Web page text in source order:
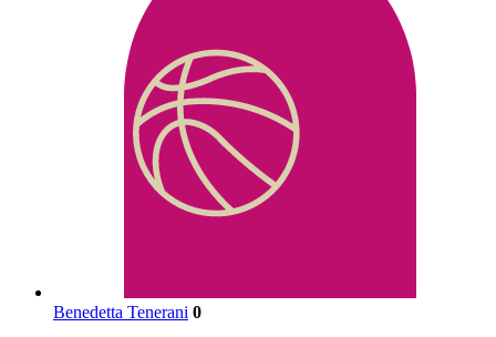
Benedetta Tenerani 0